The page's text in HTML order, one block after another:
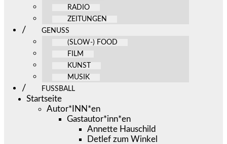
RADIO
ZEITUNGEN
GENUSS
(SLOW-) FOOD
FILM
KUNST
MUSIK
FUSSBALL
Startseite
Autor*INN*en
Gastautor*inn*en
Annette Hauschild
Detlef zum Winkel